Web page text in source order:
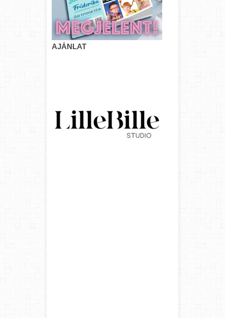
AJÁNLAT